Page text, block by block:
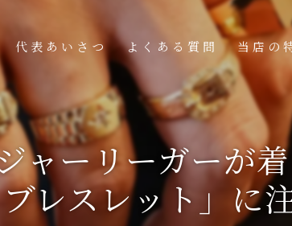
代表あいさつ よくある質問 当店の
喜平
ネックレス
メンズ
ペンダン
ャーリーガーが
レスレット」に